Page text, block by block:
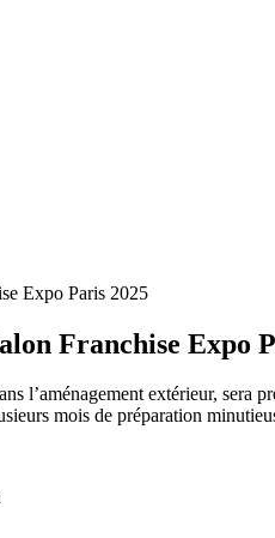
Expo Paris 2025
Franchise Expo
l’aménagement extérieur,
mois de préparation